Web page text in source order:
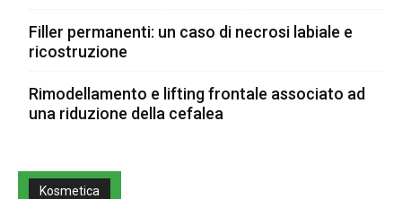
Filler permanenti: un caso di necrosi labiale e
ricostruzione
Rimodellamento e lifting frontale associato ad
una riduzione della cefalea
Kosmetica